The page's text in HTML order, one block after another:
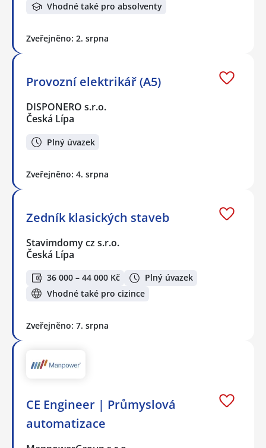
Vhodné také pro absolventy
Zveřejněno: 2. srpna
Provozní elektrikář (A5)
DISPONERO s.r.o.
Česká Lípa
Plný úvazek
Zveřejněno: 4. srpna
Zedník klasických staveb
Stavimdomy cz s.r.o.
Česká Lípa
36 000 – 44 000 Kč
Plný úvazek
Vhodné také pro cizince
Zveřejněno: 7. srpna
CE Engineer | Průmyslová
automatizace